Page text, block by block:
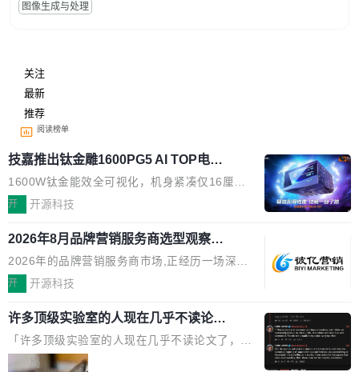
图像生成与处理
关注
最新
推荐
阅读榜单
技嘉推出钛金雕1600PG5 AI TOP电
源：为发烧级主机与本地AI算力打造旗
舰供电方案
1600W钛金能效全可视化，机身紧凑仅16厘米
继2026台北电脑展首度亮相后，技嘉科技近日正
电源专为发烧级DIY主机与本地AI算力平台打
造，整机长度仅16厘米，提供1600W额定功率
与80PLUS钛金能效；支持ATX 3.1与PCIe 5.1
实时LCD监控屏，可充分满足当下高阶PC主机
的严苛使用需求。 澎湃功率，紧凑机身 钛金雕1
600PG5 AI TOP具备强悍输出功率，同时实现
开 开源科技
2026年8月品牌营销服务商选型观察：
从流量思维到品牌资产思维的范式转移
2026年的品牌营销服务商市场,正经历一场深刻
的价值重构。全球全案品牌代理机构市场从2025
复合增长率达5.44%,预计2032年将突破120亿美
元。数字广告与公共关系相关服务市场更是从20
25年的8463亿美元扩张至2026年的8763亿美
开 开源科技
许多顶级实验室的人现在几乎不读论文
了
「许多顶级实验室的人现在几乎不读论文了，而
且他们认为 ICLR/ICML/NeurIPS 充斥着大量过
局